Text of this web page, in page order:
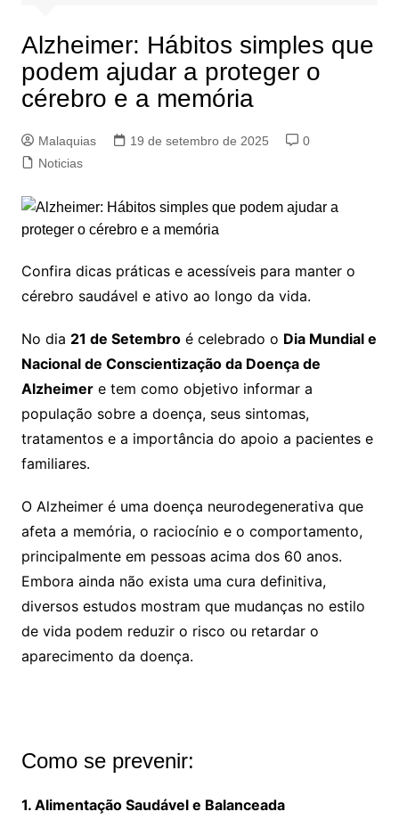
Alzheimer: Hábitos simples que
podem ajudar a proteger o
cérebro e a memória
Malaquias 19 de setembro de 2025
0
Noticias
Confira dicas práticas e acessíveis para manter o
cérebro saudável e ativo ao longo da vida.
No dia 21 de Setembroé celebrado o Dia Mundial e
Nacional de Conscientização da Doença de
Alzheimere tem como objetivo informar a
população sobre a doença, seus sintomas,
tratamentos e a importância do apoio a pacientes e
familiares.
O Alzheimer é uma doença neurodegenerativa que
afeta a memória, o raciocínio e o comportamento,
principalmente em pessoas acima dos 60 anos.
Embora ainda não exista uma cura definitiva,
diversos estudos mostram que mudanças no estilo
de vida podem reduzir o risco ou retardar o
aparecimento da doença.
Como se prevenir:
1. Alimentação Saudável e Balanceada